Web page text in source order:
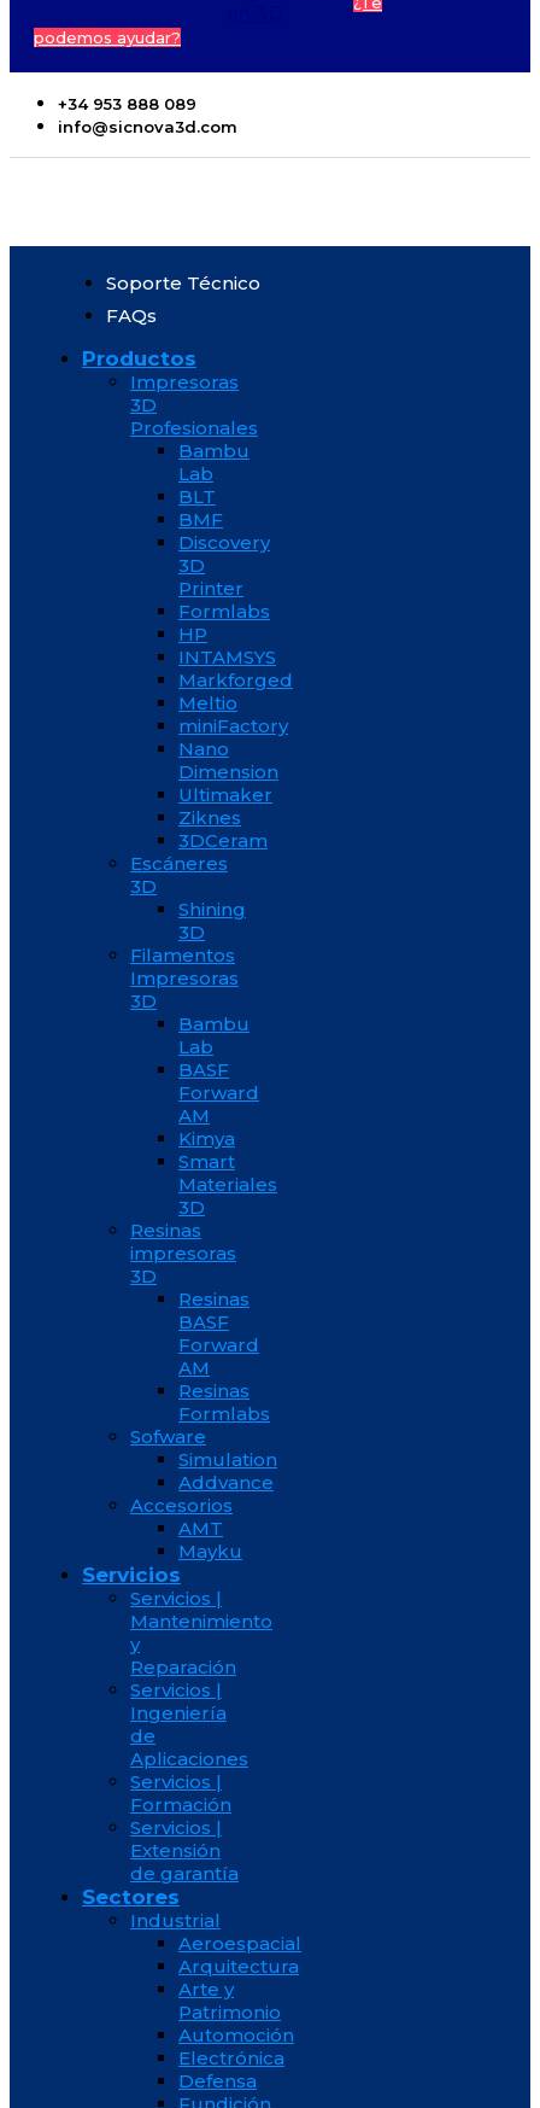
podemos ayudar?
+34 953 888 089
info@sicnova3d.com
Soporte Técnico
FAQs
Productos
Impresoras
3D
Profesionales
Bambu
Lab
BLT
BMF
Discovery
3D
Printer
Formlabs
HP
INTAMSYS
Markforged
Meltio
miniFactory
Nano
Dimension
Ultimaker
Ziknes
3DCeram
Escáneres
3D
Shining
3D
Filamentos
Impresoras
3D
Bambu
Lab
BASF
Forward
AM
Kimya
Smart
Materiales
3D
Resinas
impresoras
3D
Resinas
BASF
Forward
AM
Resinas
Formlabs
Sofware
Simulation
Addvance
Accesorios
AMT
Mayku
Servicios
Servicios |
Mantenimiento
y
Reparación
Servicios |
Ingeniería
de
Aplicaciones
Servicios |
Formación
Servicios |
Extensión
de garantía
Sectores
Industrial
Aeroespacial
Arquitectura
Arte y
Patrimonio
Automoción
Electrónica
Defensa
Fundición